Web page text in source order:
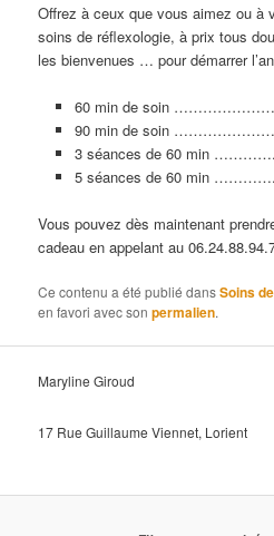
Offrez à ceux que vous aimez ou à
soins de réflexologie, à prix tous
les bienvenues … pour démarrer
60 min de soin
90 min de soin
3 séances de 60 min
5 séances de 60 min
Vous pouvez dès maintenant
cadeau en appelant au
Ce contenu a été publié dansSoins
en favori avec sonpermalien.
Maryline Giroud
17 Rue Guillaume Viennet, Lorient